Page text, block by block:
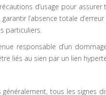
d’usage pour
l’absence totale
particuliers.
responsable d’un
liés au sien par un lien
tous les signes